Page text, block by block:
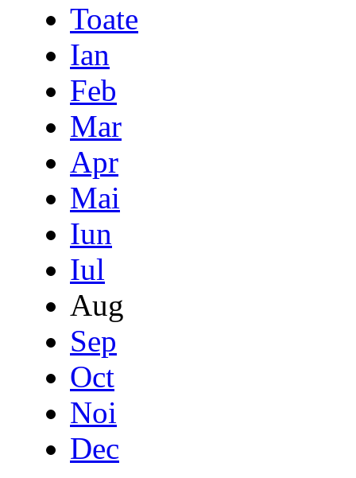
Toate
Ian
Feb
Mar
Apr
Mai
Iun
Iul
Aug
Sep
Oct
Noi
Dec